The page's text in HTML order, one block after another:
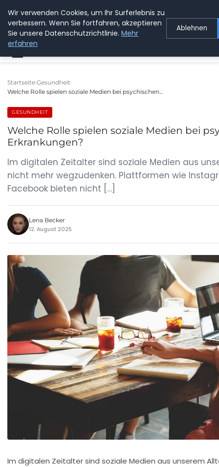
GETOESE IN MOESE
Startseite Gesundheit
Welche Rolle spielen soziale Medien bei psychischen…
GESUNDHEIT
Welche Rolle spielen soziale Medien bei
Erkrankungen?
Im digitalen Zeitalter sind soziale Medien aus
nicht mehr wegzudenken. Plattformen wie
Facebook bieten nicht […]
Lena Becker
12. August 2025
Im digitalen Zeitalter sind soziale Medien aus unserem
Wir verwenden Cookies, um Ihr Surferlebnis zu
verbessern. Wenn Sie fortfahren, akzeptieren
Sie unsere Datenschutzrichtlinie. Mehr
erfahren
Ablehnen